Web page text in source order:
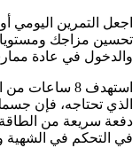
اجعل التمرين اليومي
تحسين مزاجك
والدخول في عادة
استهدف 8
الذي تحتاجه، فإن
دفعة سريعة من
في التحكم في الشهية